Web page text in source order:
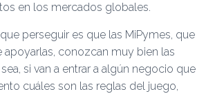
en los mercados globales.
perseguir es que las MiPymes, que
conozcan muy bien las
si van a entrar a algún negocio que
cuáles son las reglas del juego,